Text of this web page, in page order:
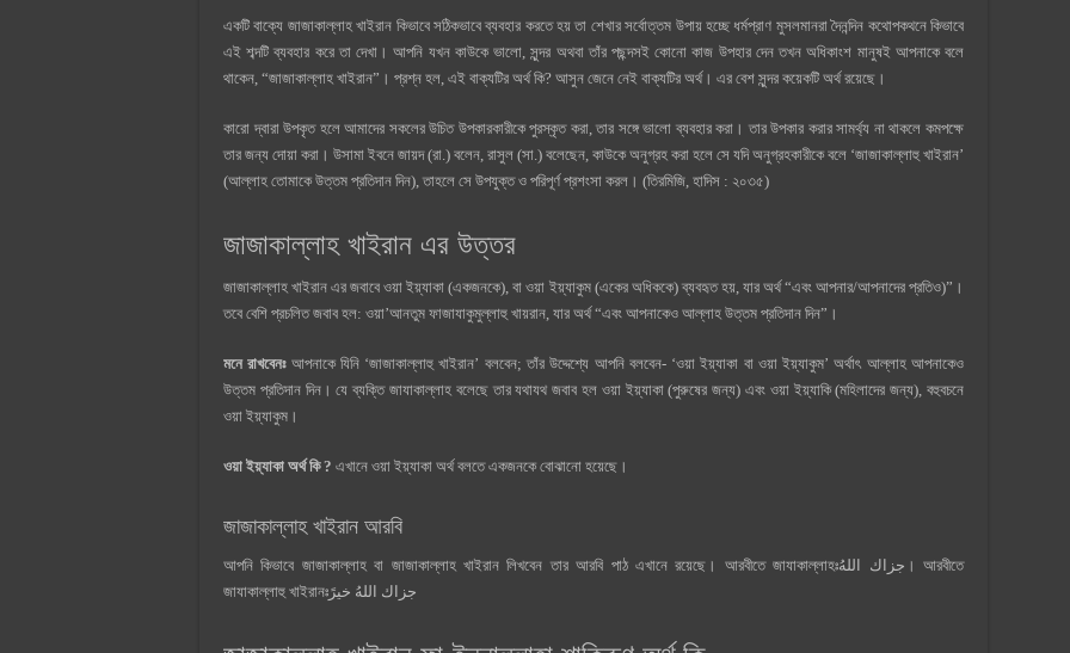
একটি বাক্যে জাজাকাল্লাহ খাইরান কিভাবে সঠিকভাবে ব্যবহার করতে হয় তা শেখার সর্বোত্তম উপায় হচ্ছে ধর্মপ্রাণ মুসলমানরা দৈনন্দিন কথোপকথনে কিভাবে
এই শব্দটি ব্যবহার করে তা দেখা। আপনি যখন কাউকে ভালো, সুন্দর অথবা তাঁর পছন্দসই কোনো কাজ উপহার দেন তখন অধিকাংশ মানুষই আপনাকে বলে
থাকেন, “জাজাকাল্লাহ খাইরান”। প্রশ্ন হল, এই বাক্যটির অর্থ কি? আসুন জেনে নেই বাক্যটির অর্থ। এর বেশ সুন্দর কয়েকটি অর্থ রয়েছে।
কারো দ্বারা উপকৃত হলে আমাদের সকলের উচিত উপকারকারীকে পুরস্কৃত করা, তার সঙ্গে ভালো ব্যবহার করা। তার উপকার করার সামর্থ্য না থাকলে কমপক্ষে
তার জন্য দোয়া করা। উসামা ইবনে জায়দ (রা.) বলেন, রাসুল (সা.) বলেছেন, কাউকে অনুগ্রহ করা হলে সে যদি অনুগ্রহকারীকে বলে ‘জাজাকাল্লাহু খাইরান’
(আল্লাহ তোমাকে উত্তম প্রতিদান দিন), তাহলে সে উপযুক্ত ও পরিপূর্ণ প্রশংসা করল। (তিরমিজি, হাদিস : ২০৩৫)
জাজাকাল্লাহ খাইরান এর উত্তর
জাজাকাল্লাহ খাইরান এর জবাবে ওয়া ইয়্যাকা (একজনকে), বা ওয়া ইয়্যাকুম (একের অধিককে) ব্যবহৃত হয়, যার অর্থ “এবং আপনার/আপনাদের প্রতিও)”।
তবে বেশি প্রচলিত জবাব হল: ওয়া’আনতুম ফাজাযাকুমুল্লাহু খায়রান, যার অর্থ “এবং আপনাকেও আল্লাহ উত্তম প্রতিদান দিন”।
মনে রাখবেনঃ আপনাকে যিনি ‘জাজাকাল্লাহু খাইরান’ বলবেন; তাঁর উদ্দেশ্যে আপনি বলবেন- ‘ওয়া ইয়্যাকা বা ওয়া ইয়্যাকুম’ অর্থাৎ আল্লাহ আপনাকেও
উত্তম প্রতিদান দিন। যে ব্যক্তি জাযাকাল্লাহ বলেছে তার যথাযথ জবাব হল ওয়া ইয়্যাকা (পুরুষের জন্য) এবং ওয়া ইয়্যাকি (মহিলাদের জন্য), বহুবচনে
ওয়া ইয়্যাকুম।
ওয়া ইয়্যাকা অর্থ কি ? এখানে ওয়া ইয়্যাকা অর্থ বলতে একজনকে বোঝানো হয়েছে।
জাজাকাল্লাহ খাইরান আরবি
আপনি কিভাবে জাজাকাল্লাহ বা জাজাকাল্লাহ খাইরান লিখবেন তার আরবি পাঠ এখানে রয়েছে। আরবীতে জাযাকাল্লাহঃجزاك اللهُ। আরবীতে
জাযাকাল্লাহু খাইরানঃجزاك اللهُ خيرً